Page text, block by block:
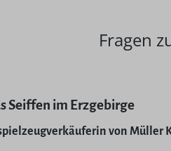
Fragen
Seiffen im Erzgebirge
von Müller